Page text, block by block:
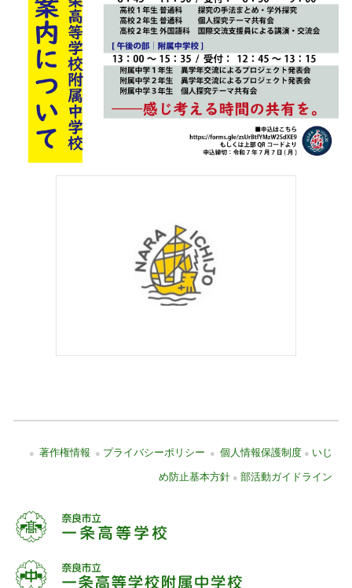
● 著作権情報 ● プライバシーポリシー ● 個人情報保護制度 ● いじ
め防止基本方針 ● 部活動ガイドライン